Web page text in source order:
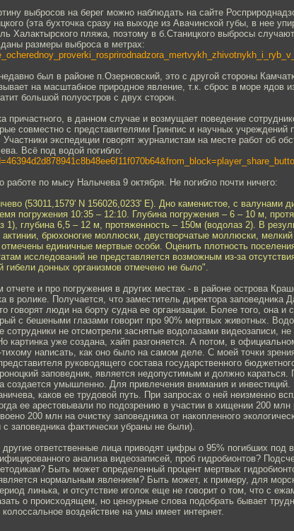
выбросов на берег можно наблюдать на сайте
(эта бухточка сразу на выходе из Авачинской губы, в нее
Халактырского пляжа, поэтому в б.Станицкого выбросы
размеры выброса в метрах:
был в районе п.Озерновский, это с другой стороны
на масштабное природное явление, т.к. сброс в море ядов
большой полуостров с двух сторон.
причастного, в данном случае и возмущает поведение
совместно с представителями Гринпис и научных учреждений
экспедиции говорят журналистам на месте работ об
Всё под водой погибло:
работе по мысу Налычева 9 октября. Не погибло почти ничего:
(53011,1579' N 156026,0233' Е). Дно каменистое, с валунами
погружения 10:35 – 12:10. Глубина погружения – 6 – 10 м,
глубина 6,5 – 12 м, протяженность – 150м (водолаз 2). В
брюхоногие моллюски, двустворчатые моллюски, мелкий
единичные мертвые особи. Оценить плотность
исследований не представляется возможным из-за
донных организмов отмечено не было".
и про погружения в других местах - в районе острова
в ролике. Получается, что заместитель директора заповедника
говорят люди на борту судна ее организации. Более того, она и
с бешеными глазами говорит про 90% мертвых животных.
не отсмотрели заснятые водолазами видеозаписи,
картинка уже создана, хайп разгоняется. А потом, в
написать, как оно было на самом деле. С моей точки
руководящего состава государственного
заповедник, является недопустимым и должно караться.
создается умышленно. Для привлечения внимания и
каков ее трудовой путь. При запросах о ней неизменно
ее арестовывали по подозрению в участии в хищении 200 млн
200 млн на очистку заповедника от накопленного
заповедника фактически убраны не были).
другие ответственные лица приводят цифры о 95% погибших под
анализа видеозаписей, проб гидробионтов?
Быть может определенный процент мертвых
нормальным явлением? Быть может, к примеру, для
линька, и отсутствие иголок еще не говорит о том, что с
о происходящем, но цензурные слова подобрать бывает
воздействие на умы имеет интернет.